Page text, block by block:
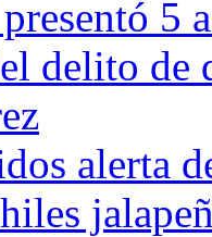
5
delito de
alerta